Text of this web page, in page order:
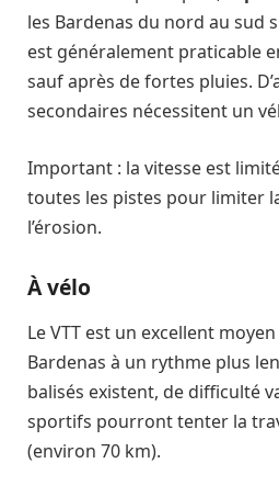
les Bardenas du nord au sud
est généralement praticable
sauf après de fortes pluies.
secondaires nécessitent un
Important : la vitesse est
toutes les pistes pour limiter
l’érosion.
À vélo
Le VTT est un excellent
Bardenas à un rythme plus
balisés existent, de difficulté
sportifs pourront tenter la
(environ 70 km).